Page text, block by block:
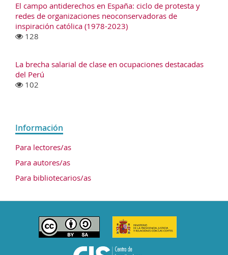
El campo antiderechos en España: ciclo de protesta y
redes de organizaciones neoconservadoras de
inspiración católica (1978-2023)
128
La brecha salarial de clase en ocupaciones destacadas
del Perú
102
Información
Para lectores/as
Para autores/as
Para bibliotecarios/as